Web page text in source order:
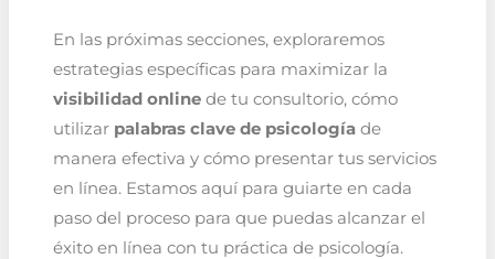
En las próximas secciones, exploraremos
estrategias específicas para maximizar la
visibilidad onlinede tu consultorio, cómo
utilizar palabras clave de psicologíade
manera efectiva y cómo presentar tus servicios
en línea. Estamos aquí para guiarte en cada
paso del proceso para que puedas alcanzar el
éxito en línea con tu práctica de psicología.